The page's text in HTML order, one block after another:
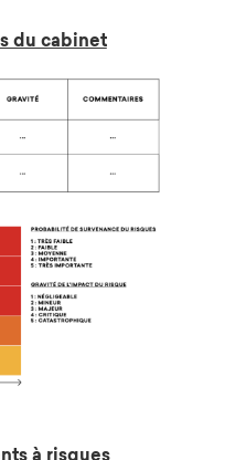
du cabinet
à risques